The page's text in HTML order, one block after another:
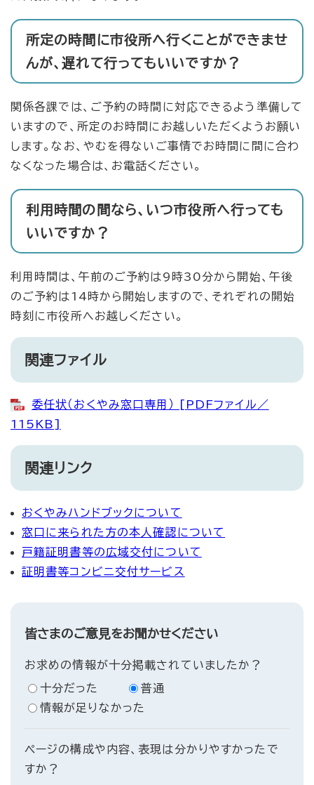
所定の時間に市役所へ行くことができませ
んが、遅れて行ってもいいですか？
関係各課では、ご予約の時間に対応できるよう準備して
いますので、所定のお時間にお越しいただくようお願い
します。なお、やむを得ないご事情でお時間に間に合わ
なくなった場合は、お電話ください。
利用時間の間なら、いつ市役所へ行っても
いいですか？
利用時間は、午前のご予約は9時30分から開始、午後
のご予約は14時から開始しますので、それぞれの開始
時刻に市役所へお越しください。
関連ファイル
委任状（おくやみ窓口専用） [PDFファイル／
115KB]
関連リンク
おくやみハンドブックについて
窓口に来られた方の本人確認について
戸籍証明書等の広域交付について
証明書等コンビニ交付サービス
皆さまのご意見をお聞かせください
お求めの情報が十分掲載されていましたか？
十分だった
普通
情報が足りなかった
ページの構成や内容、表現は分かりやすかったで
すか？